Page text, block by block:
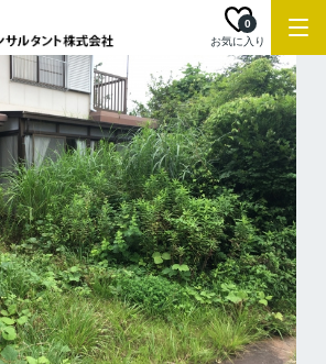
お気に入り
0